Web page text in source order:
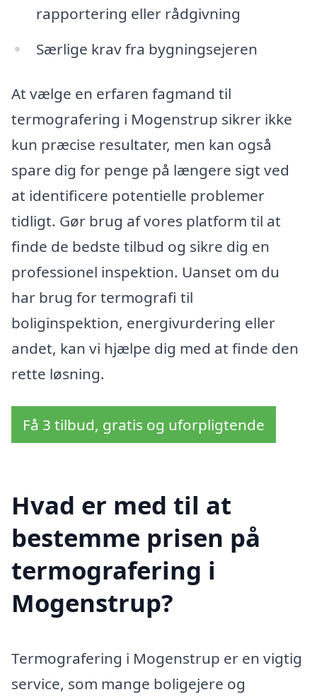
rapportering eller rådgivning
Særlige krav fra bygningsejeren
At vælge en erfaren fagmand til
termografering i Mogenstrup sikrer ikke
kun præcise resultater, men kan også
spare dig for penge på længere sigt ved
at identificere potentielle problemer
tidligt. Gør brug af vores platform til at
finde de bedste tilbud og sikre dig en
professionel inspektion. Uanset om du
har brug for termografi til
boliginspektion, energivurdering eller
andet, kan vi hjælpe dig med at finde den
rette løsning.
Få 3 tilbud, gratis og uforpligtende
Hvad er med til at
bestemme prisen på
termografering i
Mogenstrup?
Termografering i Mogenstrup er en vigtig
service, som mange boligejere og